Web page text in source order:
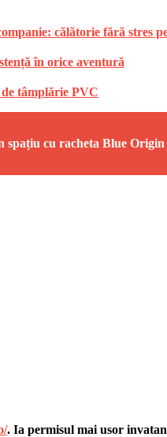
călătorie fără stres
în orice aventură
tâmplărie PVC
cu racheta Blue Origin
. Ia permisul mai usor